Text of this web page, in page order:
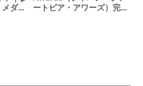
ダル
ートビア・アワーズ）完全